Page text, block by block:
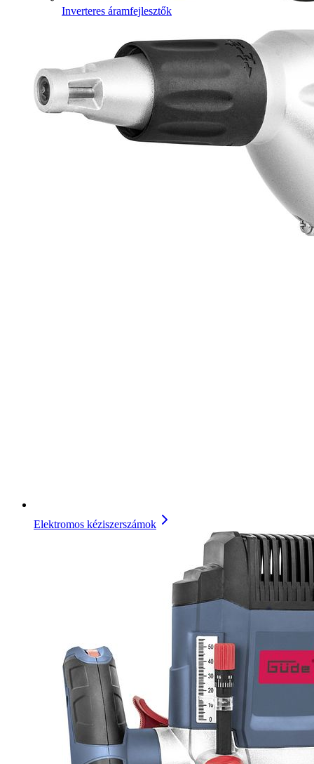
Inverteres áramfejlesztők
Elektromos kéziszerszámok